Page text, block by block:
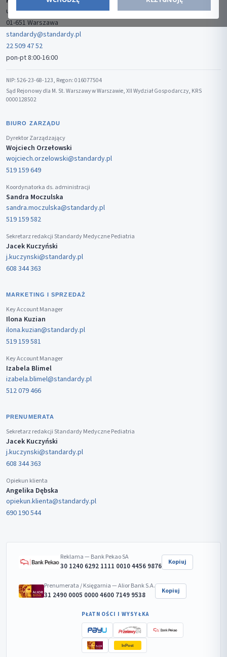
ul. Gwiaździsta 7B/8
01-651 Warszawa
standardy@standardy.pl
22 509 47 52
pon-pt 8:00-16:00
NIP: 526-23-68-123, Regon: 016077504
Sąd Rejonowy dla M. St. Warszawy w Warszawie, XII Wydział Gospodarczy, KRS
0000128502
BIURO ZARZĄDU
Dyrektor Zarządzający
Wojciech Orzełowski
wojciech.orzelowski@standardy.pl
519 159 649
Koordynatorka ds. administracji
Sandra Moczulska
sandra.moczulska@standardy.pl
519 159 582
Sekretarz redakcji Standardy Medyczne Pediatria
Jacek Kuczyński
j.kuczynski@standardy.pl
608 344 363
MARKETING I SPRZEDAŻ
Key Account Manager
Ilona Kuzian
ilona.kuzian@standardy.pl
519 159 581
Key Account Manager
Izabela Blimel
izabela.blimel@standardy.pl
512 079 466
PRENUMERATA
Sekretarz redakcji Standardy Medyczne Pediatria
Jacek Kuczyński
j.kuczynski@standardy.pl
608 344 363
Opiekun klienta
Angelika Dębska
opiekun.klienta@standardy.pl
690 190 544
Reklama — Bank Pekao SA
30 1240 6292 1111 0010 4456 9876 Kopiuj
Prenumerata / Księgarnia — Alior Bank S.A.
31 2490 0005 0000 4600 7149 9538 Kopiuj
PŁATNOŚCI I WYSYŁKA
InPost